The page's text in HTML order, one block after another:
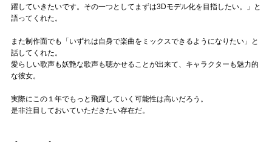
躍していきたいです。その一つとしてまずは3Dモデル化を目指したい。」と
語ってくれた。
また制作面でも「いずれは自身で楽曲をミックスできるようになりたい」と
話してくれた。
愛らしい歌声も妖艶な歌声も聴かせることが出来て、キャラクターも魅力的
な彼女。
実際にこの１年でもっと飛躍していく可能性は高いだろう。
是非注目しておいていただきたい存在だ。